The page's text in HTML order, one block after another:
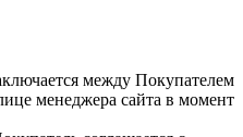
между Покупателем
менеджера сайта в момент